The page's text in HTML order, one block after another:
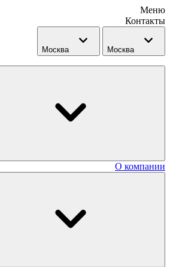
Меню
Контакты
Москва Москва
О компании